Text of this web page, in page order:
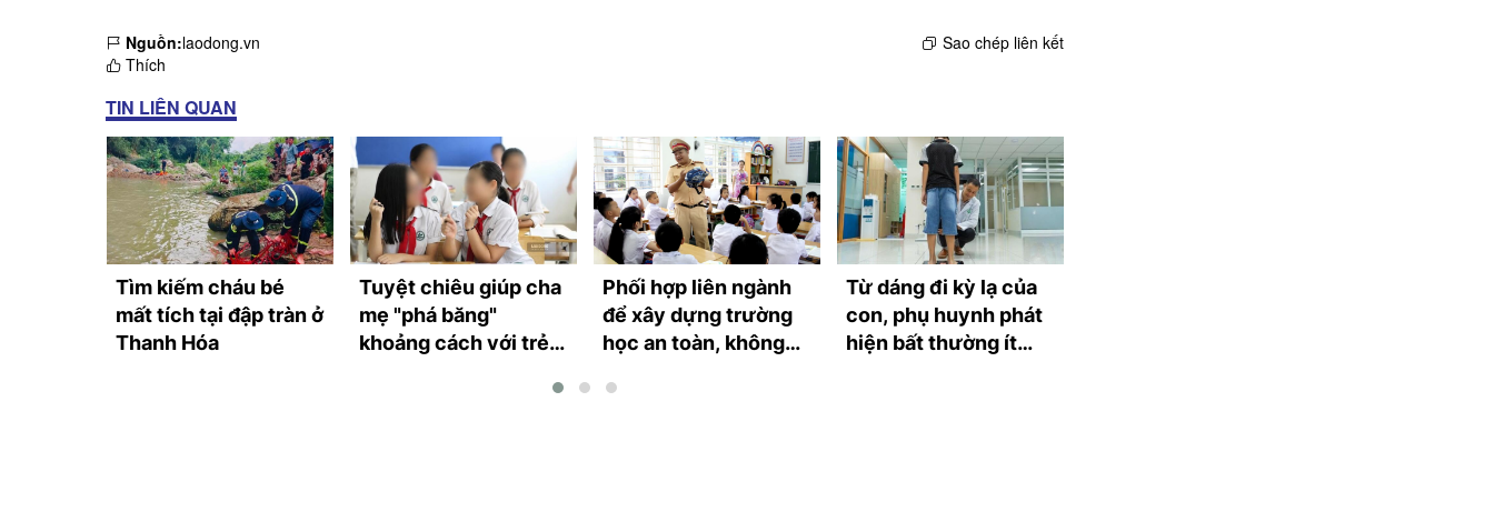
Nguồn:laodong.vn
Sao chép liên kết
Thích
TIN LIÊN QUAN
Tìm kiếm cháu bé
mất tích tại đập tràn ở
Thanh Hóa
Tuyệt chiêu giúp cha
mẹ "phá băng"
khoảng cách với trẻ
Phối hợp liên ngành
để xây dựng trường
học an toàn, không
Từ dáng đi kỳ lạ của
con, phụ huynh phát
hiện bất thường ít